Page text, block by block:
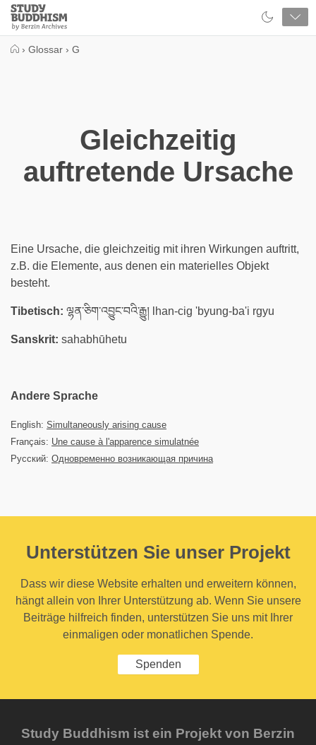
Close
Study
Buddhism
› Glossar › G
Gleichzeitig
auftretende Ursache
Eine Ursache, die gleichzeitig mit ihren Wirkungen auftritt,
z.B. die Elemente, aus denen ein materielles Objekt
besteht.
Tibetisch: ལྷན་ཅིག་འབྱུང་བའི་རྒྱུ། lhan-cig 'byung-ba'i rgyu
Sanskrit: sahabhūhetu
Andere Sprache
English: Simultaneously arising cause
Français: Une cause à l'apparence simulatnée
Русский: Одновременно возникающая причина
Unterstützen Sie unser Projekt
Dass wir diese Website erhalten und erweitern können,
hängt allein von Ihrer Unterstützung ab. Wenn Sie unsere
Beiträge hilfreich finden, unterstützen Sie uns mit Ihrer
einmaligen oder monatlichen Spende.
Spenden
Study Buddhism ist ein Projekt von Berzin